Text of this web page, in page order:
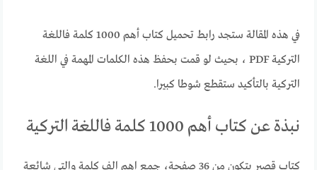
في هذه المقالة ستجد رابط تحميل كتاب أهم 1000 كلمة فاللغة
التركية PDF ، بحيث لو قمت بحفظ هذه الكلمات المهمة في اللغة
التركية بالتأكيد ستقطع شوطا كبيرا.
نبذة عن كتاب أهم 1000 كلمة فاللغة التركية
كتاب قصير يتكون من 36 صفحة، جمع اهم الف كلمة والتي شائعة